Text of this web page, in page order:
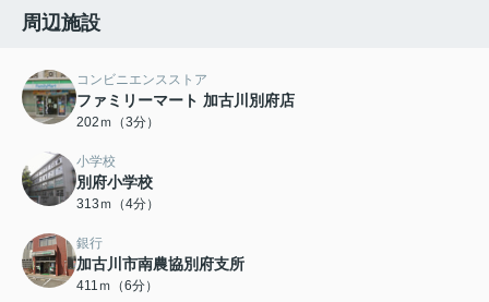
周辺施設
コンビニエンスストア
ファミリーマート 加古川別府店
202ｍ（3分）
小学校
別府小学校
313ｍ（4分）
銀行
加古川市南農協別府支所
411ｍ（6分）